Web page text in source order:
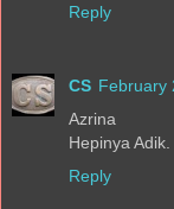
Reply
CS February
Azrina
Hepinya
Reply